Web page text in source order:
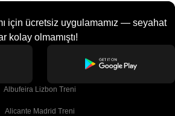
için ücretsiz uygulamamız — seyahat
kolay olmamıştı!
Albufeira Lizbon Treni
Alicante Madrid Treni